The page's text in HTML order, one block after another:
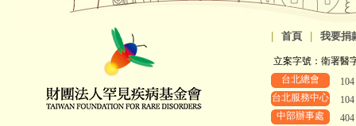
首頁 我要捐
立案字號：衛署醫
台北總會
台北服務中心
中部辦事處